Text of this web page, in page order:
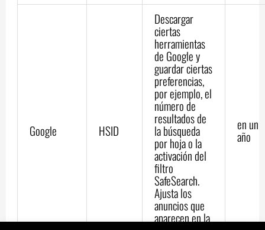
Google HSID
Descargar
ciertas
herramientas
de Google y
guardar ciertas
preferencias,
por ejemplo, el
número de
resultados de
la búsqueda
por hoja o la
activación del
filtro
SafeSearch.
Ajusta los
anuncios que
aparecen en la
en un
año